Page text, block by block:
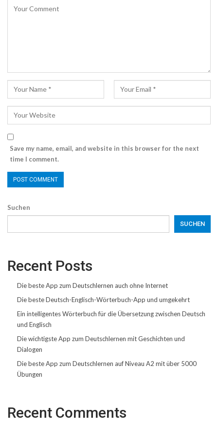
Save my name, email, and website in this browser for the next
time I comment.
Suchen
SUCHEN
Recent Posts
Die beste App zum Deutschlernen auch ohne Internet
Die beste Deutsch-Englisch-Wörterbuch-App und umgekehrt
Ein intelligentes Wörterbuch für die Übersetzung zwischen Deutsch
und Englisch
Die wichtigste App zum Deutschlernen mit Geschichten und
Dialogen
Die beste App zum Deutschlernen auf Niveau A2 mit über 5000
Übungen
Recent Comments